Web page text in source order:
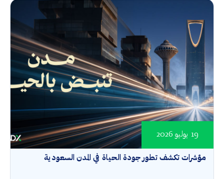
مؤشرات تكشف تطور جودة الحياة في المدن السعودية
19 يوليو 2026